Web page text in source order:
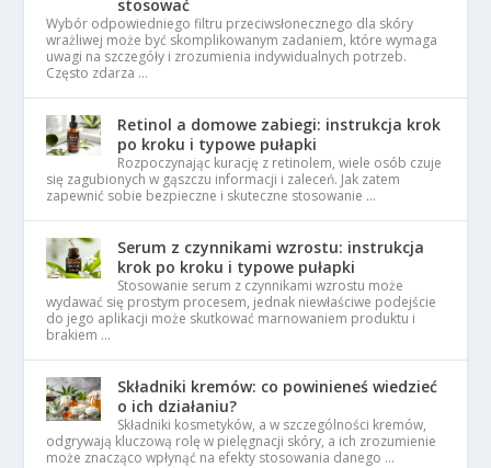
stosować
Wybór odpowiedniego filtru przeciwsłonecznego dla skóry
wrażliwej może być skomplikowanym zadaniem, które wymaga
uwagi na szczegóły i zrozumienia indywidualnych potrzeb.
Często zdarza …
Retinol a domowe zabiegi: instrukcja krok
po kroku i typowe pułapki
Rozpoczynając kurację z retinolem, wiele osób czuje
się zagubionych w gąszczu informacji i zaleceń. Jak zatem
zapewnić sobie bezpieczne i skuteczne stosowanie …
Serum z czynnikami wzrostu: instrukcja
krok po kroku i typowe pułapki
Stosowanie serum z czynnikami wzrostu może
wydawać się prostym procesem, jednak niewłaściwe podejście
do jego aplikacji może skutkować marnowaniem produktu i
brakiem …
Składniki kremów: co powinieneś wiedzieć
o ich działaniu?
Składniki kosmetyków, a w szczególności kremów,
odgrywają kluczową rolę w pielęgnacji skóry, a ich zrozumienie
może znacząco wpłynąć na efekty stosowania danego …